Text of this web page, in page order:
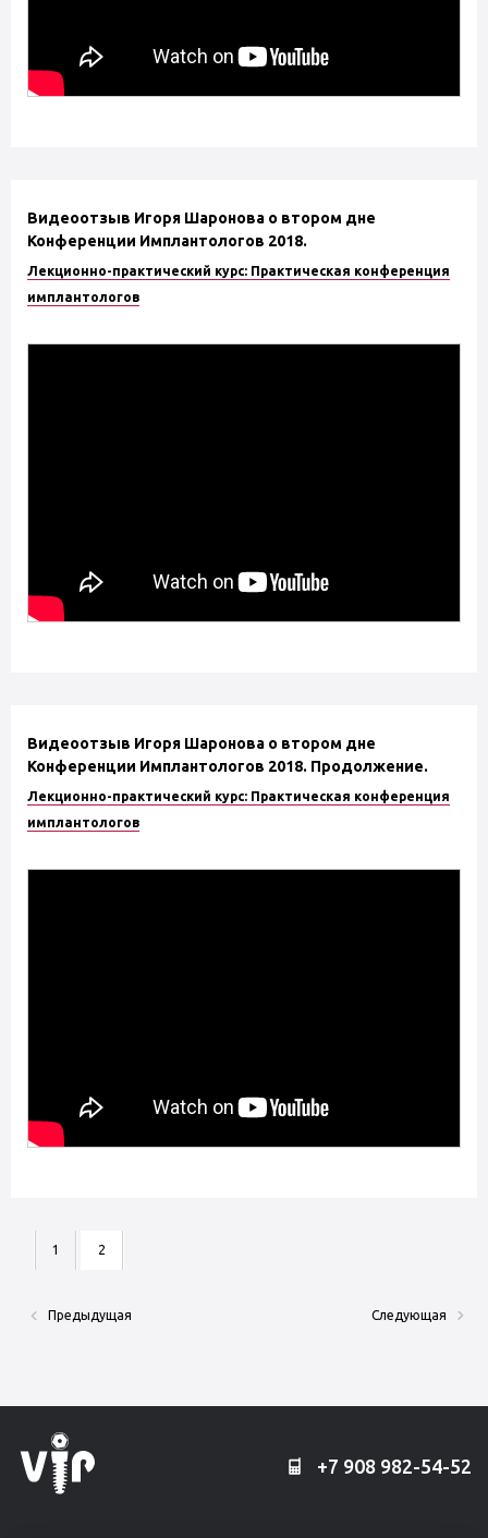
Видеоотзыв Игоря Шаронова о втором дне
Конференции Имплантологов 2018.
Лекционно-практический курс: Практическая конференция
имплантологов
Видеоотзыв Игоря Шаронова о втором дне
Конференции Имплантологов 2018. Продолжение.
Лекционно-практический курс: Практическая конференция
имплантологов
Предыдущая
1 2
Следующая
+7 908 982-54-52